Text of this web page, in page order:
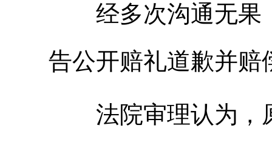
经多次沟通无果
告公开赔礼道歉并赔
法院审理认为，